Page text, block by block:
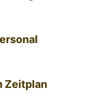
Zeitplan